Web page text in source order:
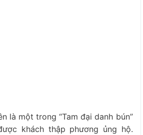
là một trong “Tam đại danh bún”
khách thập phương ủng hộ.